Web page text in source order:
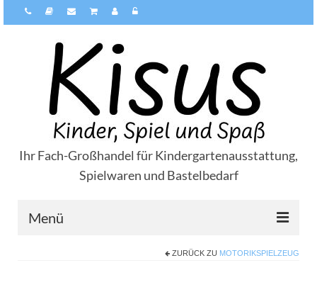
Ihr Fach-Großhandel für Kindergartenausstattung,
Spielwaren und Bastelbedarf
Menü
ZURÜCK ZU MOTORIKSPIELZEUG